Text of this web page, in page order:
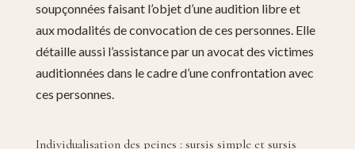
soupçonnées faisant l’objet d’une audition libre et
aux modalités de convocation de ces personnes. Elle
détaille aussi l’assistance par un avocat des victimes
auditionnées dans le cadre d’une confrontation avec
ces personnes.
Individualisation des peines : sursis simple et sursis